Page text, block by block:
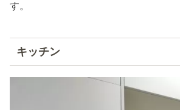
す。
キッチン